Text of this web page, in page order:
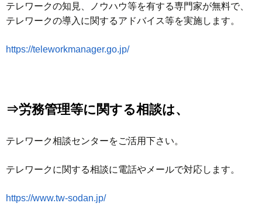
テレワークの知見、ノウハウ等を有する専門家が無料で、
テレワークの導入に関するアドバイス等を実施します。
https://teleworkmanager.go.jp/
⇒労務管理等に関する相談は、
テレワーク相談センターをご活用下さい。
テレワークに関する相談に電話やメールで対応します。
https://www.tw-sodan.jp/